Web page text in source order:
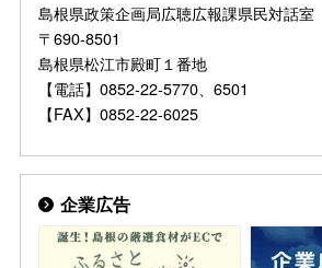
島根県政策企画局広聴広報課県民対話室
〒690-8501
島根県松江市殿町１番地
【電話】0852-22-5770、6501
【FAX】0852-22-6025
企業広告